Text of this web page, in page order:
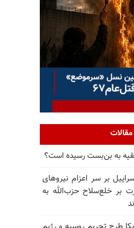
مقالات
به بن‌بست رسیده است؟
بر سر اعزام نیروهای
بر خلع‌سلاح حزب‌الله به